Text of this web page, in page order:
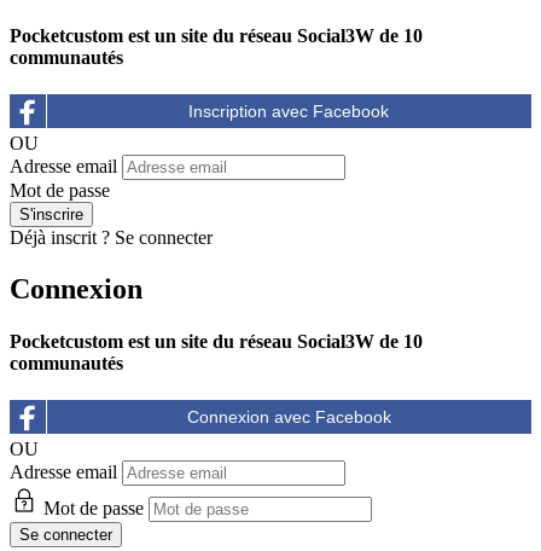
Pocketcustom est un site du réseau Social3W de 10
communautés
OU
Adresse email
Mot de passe
Déjà inscrit ? Se connecter
Connexion
Pocketcustom est un site du réseau Social3W de 10
communautés
OU
Adresse email
Mot de passe